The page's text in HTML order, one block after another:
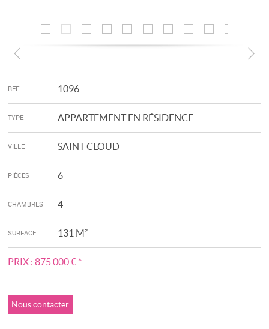
REF 1096
TYPE APPARTEMENT EN RÉSIDENCE
VILLE SAINT CLOUD
PIÈCES 6
CHAMBRES 4
SURFACE 131 M²
PRIX : 875 000 € *
Nous contacter